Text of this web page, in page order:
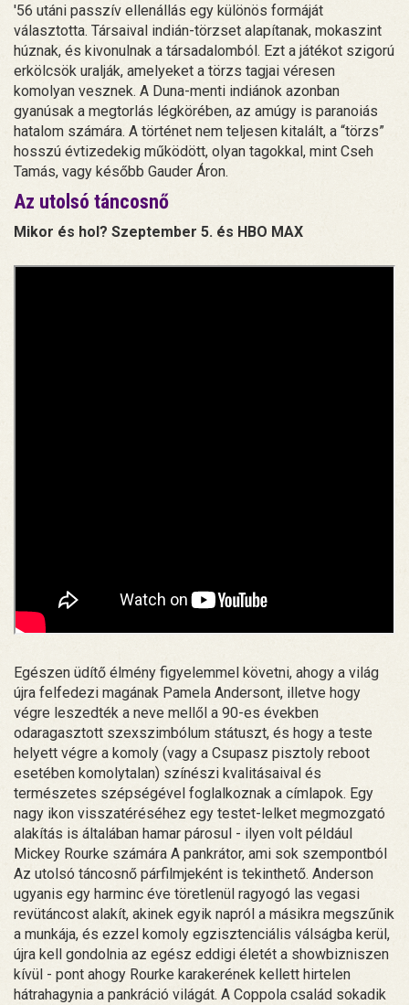
'56 utáni passzív ellenállás egy különös formáját
választotta. Társaival indián-törzset alapítanak, mokaszint
húznak, és kivonulnak a társadalomból. Ezt a játékot szigorú
erkölcsök uralják, amelyeket a törzs tagjai véresen
komolyan vesznek. A Duna-menti indiánok azonban
gyanúsak a megtorlás légkörében, az amúgy is paranoiás
hatalom számára. A történet nem teljesen kitalált, a “törzs”
hosszú évtizedekig működött, olyan tagokkal, mint Cseh
Tamás, vagy később Gauder Áron.
Az utolsó táncosnő
Mikor és hol? Szeptember 5. és HBO MAX
Egészen üdítő élmény figyelemmel követni, ahogy a világ
újra felfedezi magának Pamela Andersont, illetve hogy
végre leszedték a neve mellől a 90-es években
odaragasztott szexszimbólum státuszt, és hogy a teste
helyett végre a komoly (vagy a Csupasz pisztoly reboot
esetében komolytalan) színészi kvalitásaival és
természetes szépségével foglalkoznak a címlapok. Egy
nagy ikon visszatéréséhez egy testet-lelket megmozgató
alakítás is általában hamar párosul - ilyen volt például
Mickey Rourke számára A pankrátor, ami sok szempontból
Az utolsó táncosnő párfilmjeként is tekinthető. Anderson
ugyanis egy harminc éve töretlenül ragyogó las vegasi
revütáncost alakít, akinek egyik napról a másikra megszűnik
a munkája, és ezzel komoly egzisztenciális válságba kerül,
újra kell gondolnia az egész eddigi életét a showbizniszen
kívül - pont ahogy Rourke karakerének kellett hirtelen
hátrahagynia a pankráció világát. A Coppola család sokadik